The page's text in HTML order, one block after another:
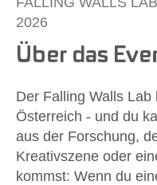
2026
Über das
Der Falling Walls
Österreich - und du
aus der Forschung,
Kreativszene oder
kommst: Wenn du